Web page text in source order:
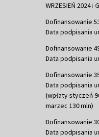
WRZESIEŃ 2024 i
Dofinansowanie
Data podpisania
Dofinansowanie
Data podpisania
Dofinansowanie
Data podpisania
(wpłaty styczeń
marzec 130 mln)
Dofinansowanie
Data podpisania